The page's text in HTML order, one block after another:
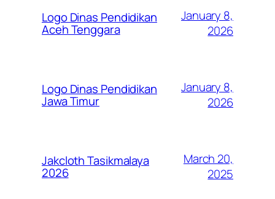
Logo Dinas Pendidikan
Aceh Tenggara
January 8,
2026
Logo Dinas Pendidikan
Jawa Timur
January 8,
2026
Jakcloth Tasikmalaya
2026
March 20,
2025